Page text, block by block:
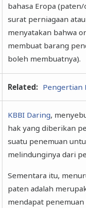
bahasa Eropa
surat perniagaan
menyatakan bahwa
membuat barang
boleh membuatnya).
Related: Pengertian
KBBI Daring,
hak yang diberikan
suatu penemuan
melindunginya dari
Sementara itu,
paten adalah
mendapat